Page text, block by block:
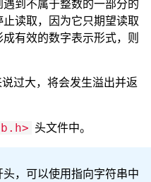
到不属于整数的一部分的
读取，因为它只期望读取
有效的数字表示形式，则
过大，将会发生溢出并返
头文件中。
，可以使用指向字符串中